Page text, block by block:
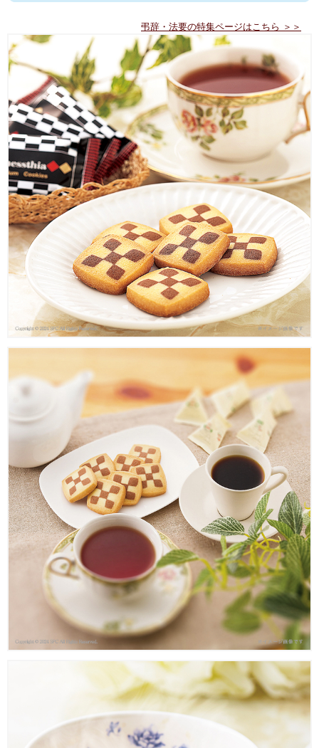
弔辞・法要の特集ページはこちら ＞＞